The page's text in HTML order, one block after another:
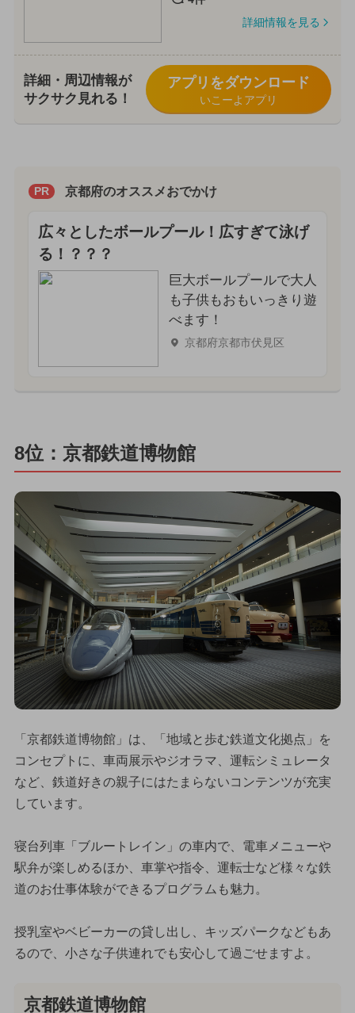
詳細情報を見る
詳細・周辺情報が
サクサク見れる！
アプリをダウンロード
いこーよアプリ
PR 京都府のオススメおでかけ
広々としたボールプール！広すぎて泳げ
る！？？？
巨大ボールプールで大人
も子供もおもいっきり遊
べます！
京都府京都市伏見区
8位：京都鉄道博物館
「京都鉄道博物館」は、「地域と歩む鉄道文化拠点」を
コンセプトに、車両展示やジオラマ、運転シミュレータ
など、鉄道好きの親子にはたまらないコンテンツが充実
しています。
寝台列車「ブルートレイン」の車内で、電車メニューや
駅弁が楽しめるほか、車掌や指令、運転士など様々な鉄
道のお仕事体験ができるプログラムも魅力。
授乳室やベビーカーの貸し出し、キッズパークなどもあ
るので、小さな子供連れでも安心して過ごせますよ。
京都鉄道博物館